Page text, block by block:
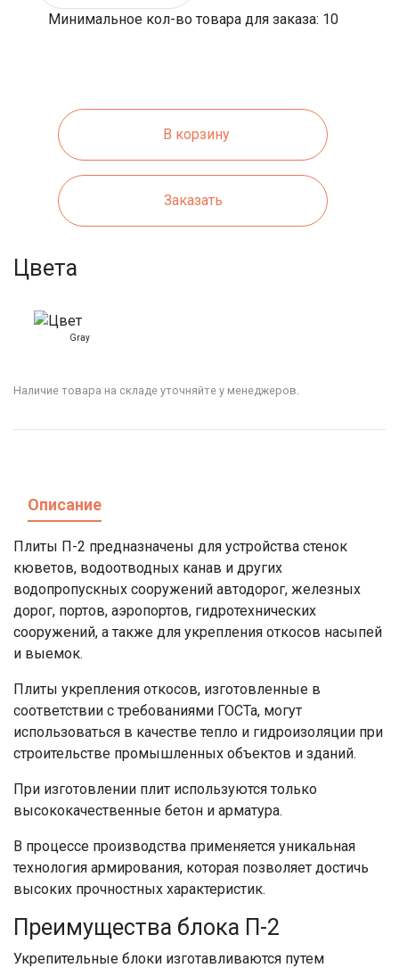
Минимальное кол-во товара для заказа: 10
В корзину
Заказать
Цвета
Gray
Наличие товара на складе уточняйте у менеджеров.
Описание
Плиты П-2 предназначены для устройства стенок
кюветов, водоотводных канав и других
водопропускных сооружений автодорог, железных
дорог, портов, аэропортов, гидротехнических
сооружений, а также для укрепления откосов насыпей
и выемок.
Плиты укрепления откосов, изготовленные в
соответствии с требованиями ГОСТа, могут
использоваться в качестве тепло и гидроизоляции при
строительстве промышленных объектов и зданий.
При изготовлении плит используются только
высококачественные бетон и арматура.
В процессе производства применяется уникальная
технология армирования, которая позволяет достичь
высоких прочностных характеристик.
Преимущества блока П-2
Укрепительные блоки изготавливаются путем